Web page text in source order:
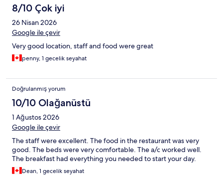
8/10 Çok iyi
26 Nisan 2026
Google ile çevir
Very good location, staff and food were great
penny, 1 gecelik seyahat
Doğrulanmış yorum
10/10 Olağanüstü
1 Ağustos 2026
Google ile çevir
The staff were excellent. The food in the restaurant was very
good. The beds were very comfortable. The a/c worked well.
The breakfast had everything you needed to start your day.
Dean, 1 gecelik seyahat